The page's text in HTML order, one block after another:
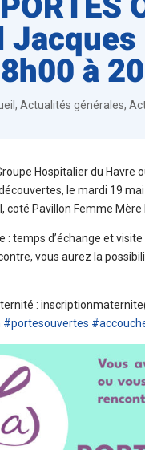
à
,Actualités générales,
Hospitalier du Havre
le mardi 19
coté Pavillon Femme Mère
: temps d’échange et
vous aurez la
:
#portesouvertes #